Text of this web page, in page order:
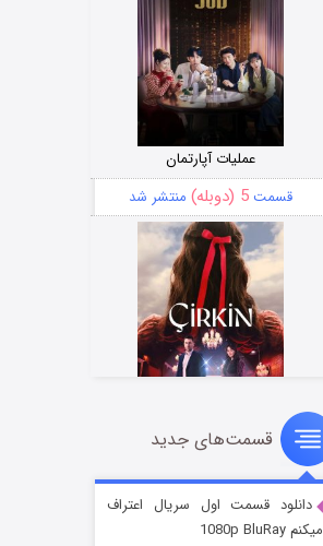
عملیات آپارتمان
قسمت5 (دوبله) منتشر شد
سریال زشت
قسمت2 (زیرنویس) منتشر شد
قسمت‌های جدید
دانلود قسمت اول سریال اعتراف
میکنم 1080p BluRay